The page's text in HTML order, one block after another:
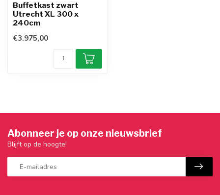
Buffetkast zwart
Utrecht XL 300 x
240cm
€3.975,00
Abonneer je op onze nieuwsbrief
Blijft op de hoogte!